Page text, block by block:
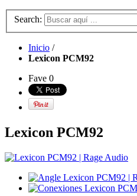
Search:
Inicio /
Lexicon PCM92
Fave 0
Lexicon PCM92